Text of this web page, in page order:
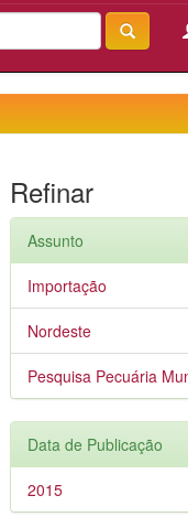
Refinar
Assunto
Importação
Nordeste
Pesquisa Pecuária
Data de Publicação
2015